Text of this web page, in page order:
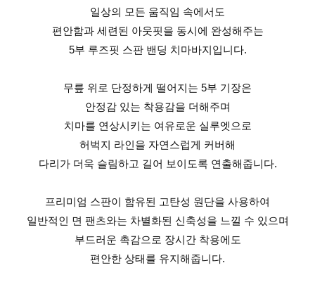
일상의 모든 움직임 속에서도
편안함과 세련된 아웃핏을 동시에 완성해주는
5부 루즈핏 스판 밴딩 치마바지입니다.
무릎 위로 단정하게 떨어지는 5부 기장은
안정감 있는 착용감을 더해주며
치마를 연상시키는 여유로운 실루엣으로
허벅지 라인을 자연스럽게 커버해
다리가 더욱 슬림하고 길어 보이도록 연출해줍니다.
프리미엄 스판이 함유된 고탄성 원단을 사용하여
일반적인 면 팬츠와는 차별화된 신축성을 느낄 수 있으며
부드러운 촉감으로 장시간 착용에도
편안한 상태를 유지해줍니다.